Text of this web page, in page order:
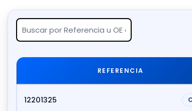
REFERENCIA
12201325